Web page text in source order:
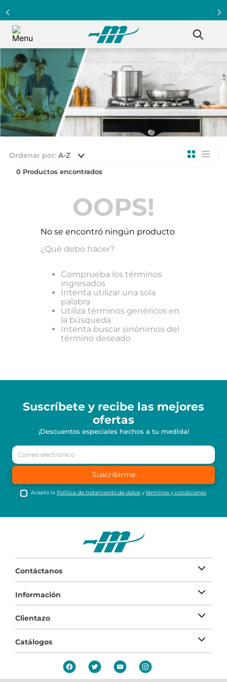
Ordenar por A-Z
0
OOPS!
No se encontró ningún producto
¿Qué debo hacer?
Comprueba los términos
ingresados
Intenta utilizar una sola
palabra
Utiliza términos genéricos en
la búsqueda
Intenta buscar sinónimos del
término deseado
Suscríbete y recibe las mejores
ofertas
¡Descuentos especiales hechos a tu medida!
Suscribirme
Acepto la Política de tratamiento de datos ytérminos y condiciones
Contáctanos
Información
Clientazo
Catálogos